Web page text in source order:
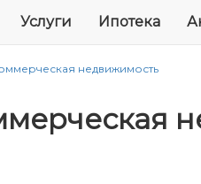
Услуги Ипотека
недвижимость